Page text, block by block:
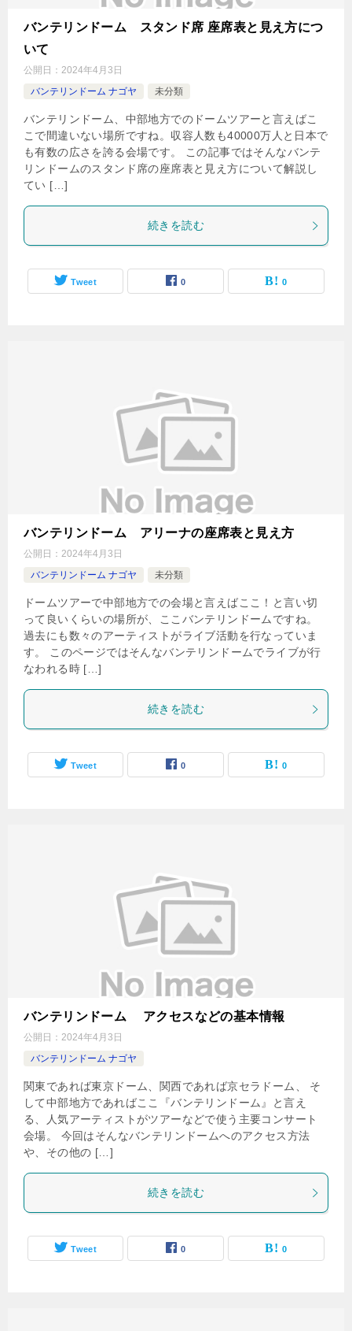
バンテリンドーム スタンド席 座席表と見え方につ
いて
公開日： 2024年4月3日
バンテリンドーム ナゴヤ
未分類
バンテリンドーム、中部地方でのドームツアーと言えばこ
こで間違いない場所ですね。収容人数も40000万人と日本で
も有数の広さを誇る会場です。 この記事ではそんなバンテ
リンドームのスタンド席の座席表と見え方について解説し
てい […]
続きを読む
Tweet 0 0
バンテリンドーム アリーナの座席表と見え方
公開日： 2024年4月3日
バンテリンドーム ナゴヤ
未分類
ドームツアーで中部地方での会場と言えばここ！と言い切
って良いくらいの場所が、ここバンテリンドームですね。
過去にも数々のアーティストがライブ活動を行なっていま
す。 このページではそんなバンテリンドームでライブが行
なわれる時 […]
続きを読む
Tweet 0 0
バンテリンドーム アクセスなどの基本情報
公開日： 2024年4月3日
バンテリンドーム ナゴヤ
関東であれば東京ドーム、関西であれば京セラドーム、 そ
して中部地方であればここ『バンテリンドーム』と言え
る、人気アーティストがツアーなどで使う主要コンサート
会場。 今回はそんなバンテリンドームへのアクセス方法
や、その他の […]
続きを読む
Tweet 0 0